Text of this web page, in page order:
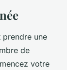
prendre une
de
votre